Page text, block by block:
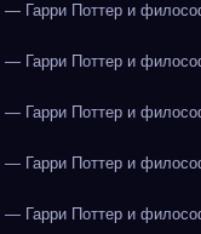
Гарри Поттер и
Гарри Поттер и
Гарри Поттер и
Гарри Поттер и
Гарри Поттер и